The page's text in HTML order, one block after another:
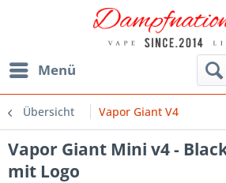
Menü
Übersicht Vapor Giant V4
Vapor Giant Mini v4 -
mit Logo